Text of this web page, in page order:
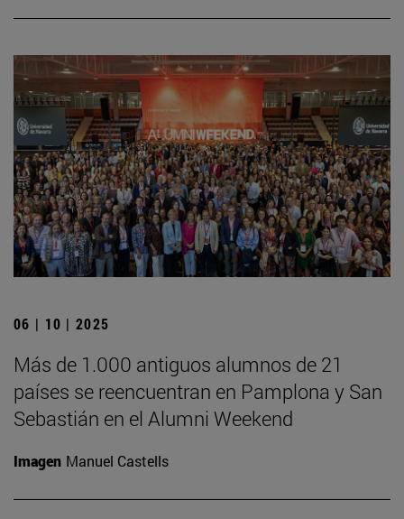
06 | 10 | 2025
Más de 1.000 antiguos alumnos de 21
países se reencuentran en Pamplona y San
Sebastián en el Alumni Weekend
Imagen Manuel Castells